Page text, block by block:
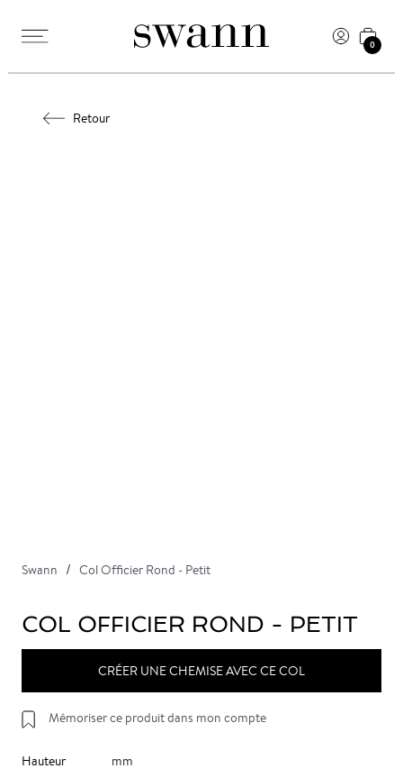
0
Retour
Swann Col Officier Rond - Petit
COL OFFICIER ROND - PETIT
CRÉER UNE CHEMISE AVEC CE COL
Mémoriser ce produit dans mon compte
Hauteur
mm